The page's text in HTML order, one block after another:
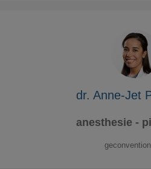
dr. Anne-Jet
anesthesie -